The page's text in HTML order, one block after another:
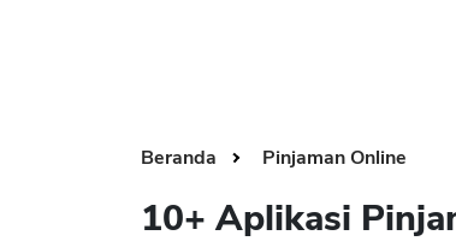
Beranda Pinjaman Online
10+ Aplikasi